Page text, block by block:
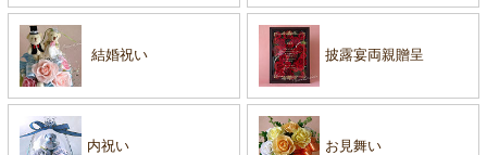
結婚祝い 披露宴両親贈呈
内祝い お見舞い